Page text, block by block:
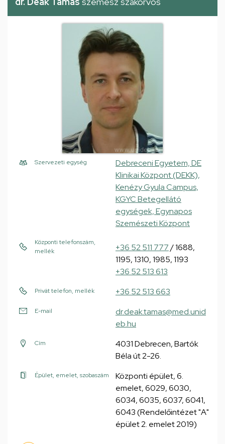
Szervezeti egység
Debreceni Egyetem, DE
Klinikai Központ (DEKK),
Kenézy Gyula Campus,
KGYC Betegellátó
egységek, Egynapos
Szemészeti Központ
Központi telefonszám,
mellék
+36 52 511 777/ 1688,
1195, 1310, 1985, 1193
+36 52 513 613
Privát telefon, mellék +36 52 513 663
E-mail
dr.deak.tamas@med.unid
eb.hu
Cím
4031 Debrecen, Bartók
Béla út 2-26.
Épület, emelet, szobaszám
Központi épület, 6.
emelet, 6029, 6030,
6034, 6035, 6037, 6041,
6043 (Rendelőintézet "A"
épület 2. emelet 2019)